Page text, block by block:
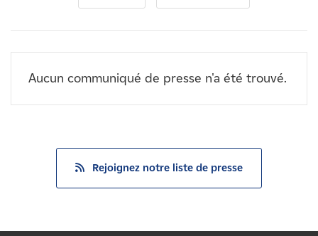
Affiliés
Aucun communiqué de presse n'a été trouvé.
Rejoignez notre liste de presse